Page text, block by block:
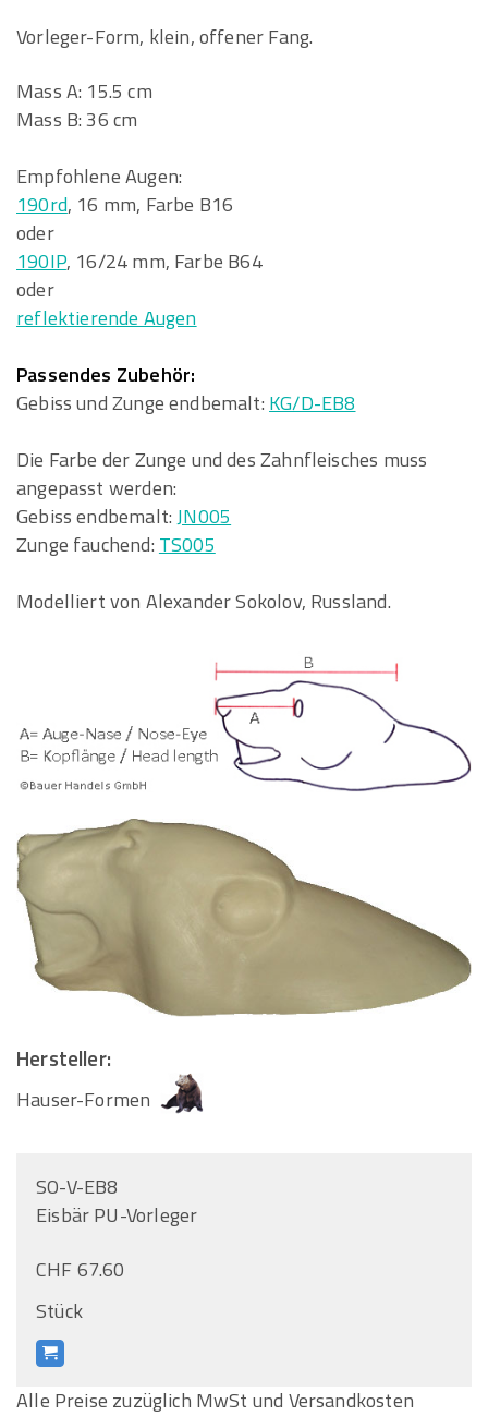
Vorleger-Form, klein, offener Fang.
Mass A: 15.5 cm
Mass B: 36 cm
Empfohlene Augen:
190rd, 16 mm, Farbe B16
oder
190IP, 16/24 mm, Farbe B64
oder
reflektierende Augen
Passendes Zubehör:
Gebiss und Zunge endbemalt: KG/D-EB8
Die Farbe der Zunge und des Zahnfleisches muss
angepasst werden:
Gebiss endbemalt:JN005
Zunge fauchend: TS005
Modelliert von Alexander Sokolov, Russland.
Hersteller:
Hauser-Formen
SO-V-EB8
Eisbär PU-Vorleger
CHF 67.60
Stück
Alle Preise zuzüglich MwSt und Versandkosten